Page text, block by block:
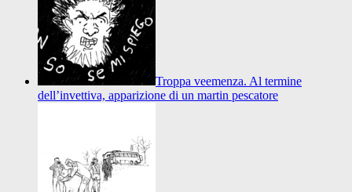
Troppa veemenza. Al termine
dell’invettiva, apparizione di un martin pescatore